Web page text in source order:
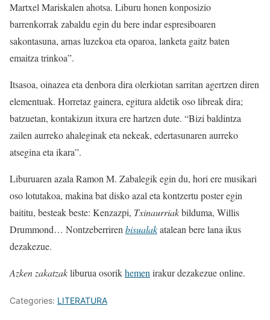
Martxel Mariskalen ahotsa. Liburu honen konposizio
barrenkorrak zabaldu egin du bere indar espresiboaren
sakontasuna, arnas luzekoa eta oparoa, lanketa gaitz baten
emaitza trinkoa”.
Itsasoa, oinazea eta denbora dira olerkiotan sarritan agertzen diren
elementuak. Horretaz gainera, egitura aldetik oso libreak dira;
batzuetan, kontakizun itxura ere hartzen dute. “Bizi baldintza
zailen aurreko ahaleginak eta nekeak, edertasunaren aurreko
atsegina eta ikara”.
Liburuaren azala Ramon M. Zabalegik egin du, hori ere musikari
oso lotutakoa, makina bat disko azal eta kontzertu poster egin
baititu, besteak beste: Kenzazpi, Txinaurriakbilduma, Willis
Drummond… Nontzeberrirenbisualakatalean bere lana ikus
dezakezue.
Azken zakatzakliburua osorikhemenirakur dezakezue online.
Categories: LITERATURA